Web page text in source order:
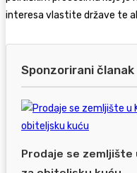
interesa vlastite države te
Sponzorirani članak
Prodaje se zemljište